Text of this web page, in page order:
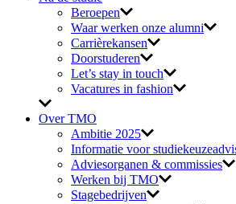
Beroepen
Waar werken onze alumni
Carrièrekansen
Doorstuderen
Let’s stay in touch
Vacatures in fashion
Over TMO
Ambitie 2025
Informatie voor
Adviesorganen & commissies
Werken bij TMO
Stagebedrijven